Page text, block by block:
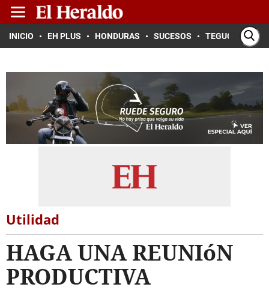
INICIO EH PLUS HONDURAS SUCESOS TEGUCIGALPA
Utilidad
HAGA UNA REUNIóN
PRODUCTIVA